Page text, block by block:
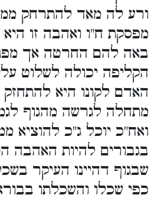
ורע לה מאד להתרחק
מפסקת ח"ו ואהבה זו
באה להם החרטה אך
הקליפה יכולה לשלוט
האדם לקונו היא
מתחלה לגרשה מהגוף
ואח"כ יוכל ג"כ להוציא
בגבורים להיות האהבה
שבגוף דהיינו העיקר
כפי שכלו והשכלתו